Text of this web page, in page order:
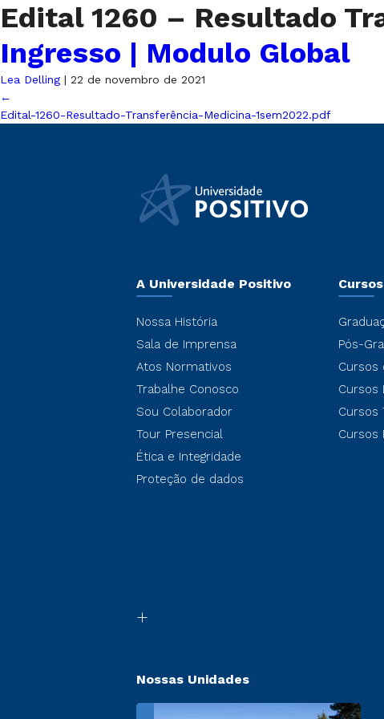
Edital 1260 – Resultado
Ingresso | Modulo Global
Lea Delling | 22 de novembro de 2021
←
Edital-1260-Resultado-Transferência-Medicina-1sem2022.pdf
A Universidade Positivo
Nossa História
Sala de Imprensa
Atos Normativos
Trabalhe Conosco
Sou Colaborador
Tour Presencial
Ética e Integridade
Proteção de dados
Cursos
Pós-
Cursos
Cursos
Cursos
Cursos
Nossas Unidades